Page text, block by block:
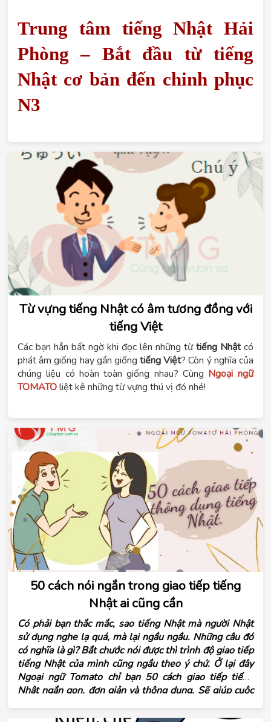
Trung tâm tiếng Nhật Hải
Phòng – Bắt đầu từ tiếng
Nhật cơ bản đến chinh phục
N3
Từ vựng tiếng Nhật có âm tương đồng với
tiếng Việt
Các bạn hẳn bất ngờ khi đọc lên những từtiếng Nhậtcó
phát âm giống hay gần giống tiếng Việt? Còn ý nghĩa của
chúng liệu có hoàn toàn giống nhau? Cùng Ngoại ngữ
TOMATOliệt kê những từ vựng thú vị đó nhé!
50 cách nói ngắn trong giao tiếp tiếng
Nhật ai cũng cần
Có phải bạn thắc mắc, sao tiếng Nhật mà người Nhật
sử dụng nghe lạ quá, mà lại ngầu ngầu. Những câu đó
có nghĩa là gì? Bắt chước nói được thì trình độ giao tiếp
tiếng Nhật của mình cũng ngầu theo ý chứ. Ở lại đây
Ngoại ngữ Tomato chỉ bạn 50 cách giao tiếp tiếng
Nhật ngắn gọn, đơn giản và thông dụng. Sẽ giúp cuộc
người đối diện. Học và áp dụng thật tốt nhé!